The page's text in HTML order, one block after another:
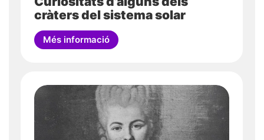
cràters del sistema solar
Més informació